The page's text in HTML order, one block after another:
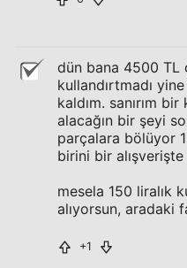
dün bana 4500 TL
kullandırtmadı
kaldım. sanırım
alacağın bir şeyi
parçalara bölüyor
birini bir alışverişte
mesela 150 liralık
alıyorsun, aradaki
+1